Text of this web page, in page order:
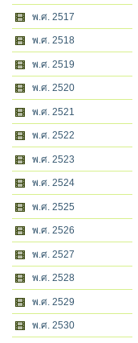
พ.ศ. 2517
พ.ศ. 2518
พ.ศ. 2519
พ.ศ. 2520
พ.ศ. 2521
พ.ศ. 2522
พ.ศ. 2523
พ.ศ. 2524
พ.ศ. 2525
พ.ศ. 2526
พ.ศ. 2527
พ.ศ. 2528
พ.ศ. 2529
พ.ศ. 2530